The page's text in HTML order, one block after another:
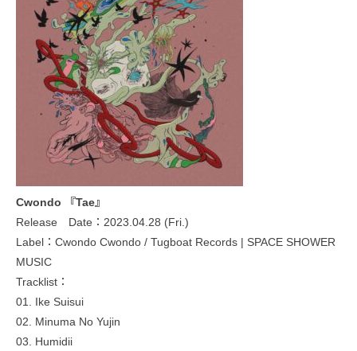
Cwondo 『Tae』
Release Date：2023.04.28 (Fri.)
Label：Cwondo Cwondo / Tugboat Records | SPACE SHOWER
MUSIC
Tracklist：
01. Ike Suisui
02. Minuma No Yujin
03. Humidii